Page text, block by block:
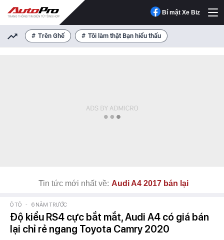
Bí mật Xe Biz
Trên Ghế Tôi làm thật Bạn hiểu thấu
Tin tức mới nhất về: Audi A4 2017 bán lại
Ô TÔ - 6 NĂM TRƯỚC
Độ kiểu RS4 cực bắt mắt, Audi A4 có giá bán
lại chỉ rẻ ngang Toyota Camry 2020